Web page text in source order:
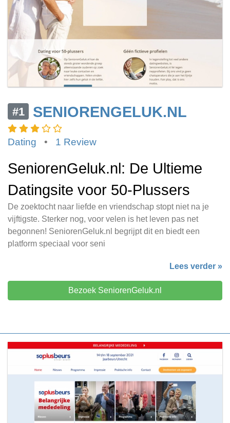
#1 SENIORENGELUK.NL
Dating • 1 Review
SeniorenGeluk.nl: De Ultieme
Datingsite voor 50-Plussers
De zoektocht naar liefde en vriendschap stopt niet na je
vijftigste. Sterker nog, voor velen is het leven pas net
begonnen! SeniorenGeluk.nl begrijpt dit en biedt een
platform speciaal voor seni
Lees verder »
Bezoek SeniorenGeluk.nl